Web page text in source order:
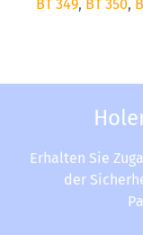
BT 349, BT 350,
Erhalten Sie
der